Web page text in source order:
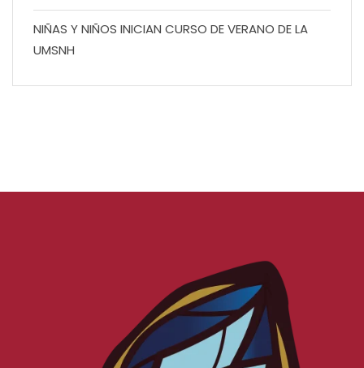
NIÑAS Y NIÑOS INICIAN CURSO DE VERANO DE LA
UMSNH